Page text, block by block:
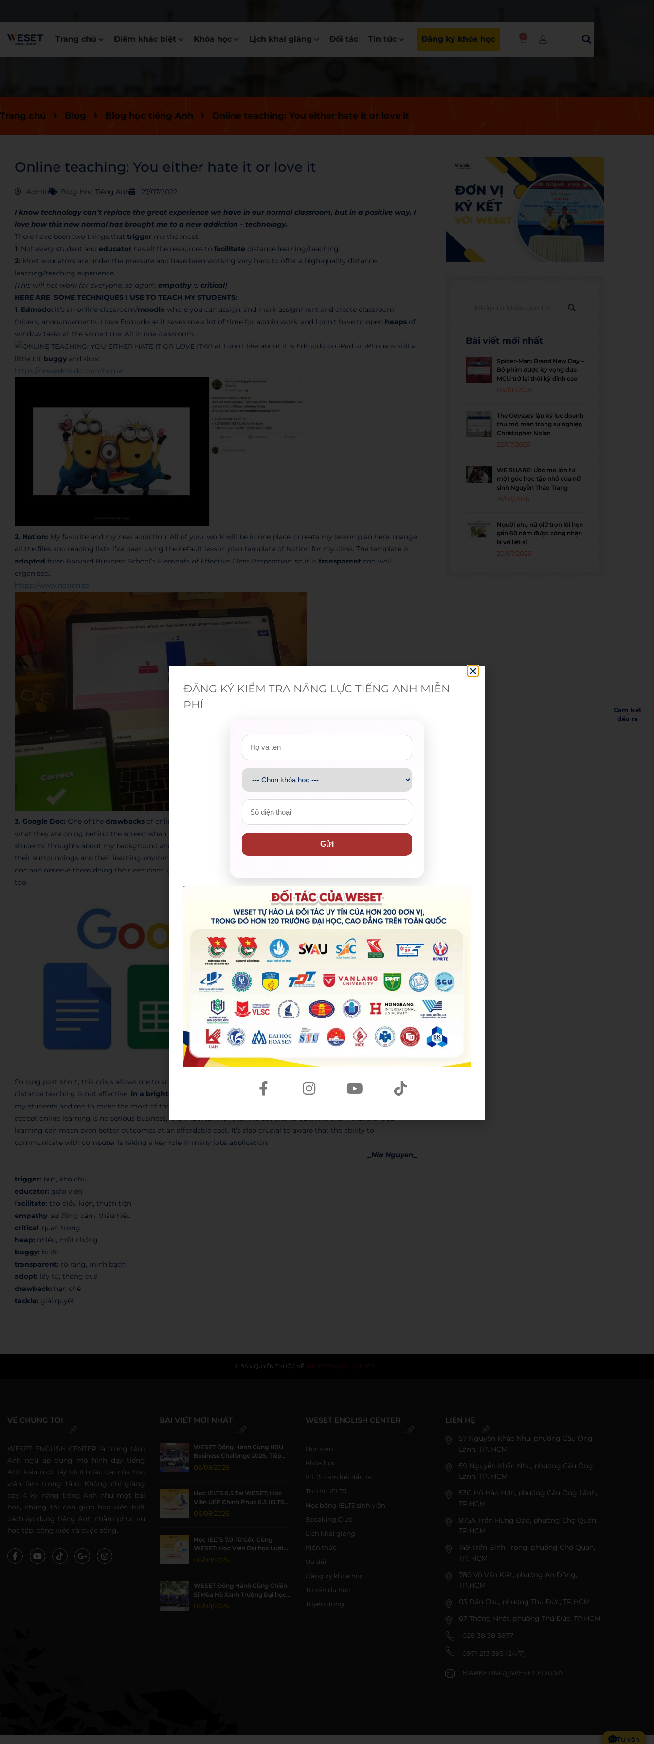
Trang chủ Điểm khác biệt Khóa học Lịch khai giảng Đối tác Tin tức Đăng ký khóa học 0
Trang chủ Blog Blog học tiếng Anh Online teaching: You either hate it or love it
Online teaching: You either hate it or love it
Admin Blog Học Tiếng Anh 27/07/2022
I know technology can’t replace the great experience we have in our normal classroom, but in a positive way, I
love how this new normal has brought me to a new addiction – technology.
There have been two things that trigger me the most:
1: Not every student and educator has all the resources to facilitate distance learning/teaching.
2: Most educators are under the pressure and have been working very hard to offer a high-quality distance
learning/teaching experience.
(This will not work for everyone, so again, empathyis critical)
HERE ARE SOME TECHNIQUES I USE TO TEACH MY STUDENTS:
1. Edmodo: it’s an online classroom/moodle where you can assign, and mark assignment and create classroom
folders, announcements. I love Edmodo as it saves me a lot of time for admin work, and I don’t have to open heaps of
window tasks at the same time. All in one classroom.
What I don’t like about it is Edmodo on iPad or iPhone is still a
little bit buggy and slow.
https://new.edmodo.com/home
2. Notion: My favorite and my new addiction. All of your work will be in one place. I create my lesson plan here, mange
all the files and reading lists. I’ve been using the default lesson plan template of Notion for my class. The template is
adopted from Harvard Business School’s Elements of Effective Class Preparation, so it is transparent and well-
organised.
https://www.notion.so
3. Google Doc: One of the drawbacks of online teaching is that monitoring students is limited. It’s hard to know
what they are doing behind the screen when the classroom no longer has four walls. As much as I worry about my
students’ thoughts about my background and my laptop screen, I respect the privacy my students want to have with
their surroundings and their learning environment.
this problem, I often invite my student to a google
doc and observe them doing their exercises. (Ask students to share their screen via zoom) is also another useful way
too.
So long post short, this crisis allows me to accept the fact that I only use10% of the internet. Instead of
accepting
distance teaching is not effective, in a brighter picture
, I see that technology is a transformational opportunity for
my students and me to make the most of their experience on the digital platform. And instead of letting my students
accept online learning is no serious business, it is important for them to see and to cultivate them that blended
learning can mean even better outcomes at an affordable cost. It’s also crucial to aware that the ability to
communicate with computer is taking a key role in many jobs application.
_Nia Nguyen_
trigger: bực, khó chịu
educator: giáo viên
facilitate: tạo điều kiện, thuận tiện
empathy: sự đồng cảm, thấu hiểu
critical: quan trọng
heap: nhiều, một chồng
buggy: bị lỗi
transparent: rõ ràng, minh bạch
adopt: lấy từ, thông qua
drawback: hạn chế
tackle: giải quyết
Bài viết mới nhất
Spider-Man: Brand New Day –
Bộ phim được kỳ vọng đưa
MCU trở lại thời kỳ đỉnh cao
04/08/2026
The Odyssey lập kỷ lục doanh
thu mở màn trong sự nghiệp
Christopher Nolan
22/07/2026
WE SHARE: Ước mơ lớn từ
một góc học tập nhỏ của nữ
sinh Nguyễn Thảo Trang
21/07/2026
Người phụ nữ giữ trọn lời hẹn
gần 60 năm được công nhận
là vợ liệt sĩ
20/07/2026
© BẢN QUYỀN THUỘC VỀ WESET ENGLISH CENTER
VỀ CHÚNG TÔI
WESET ENGLISH CENTER là trung tâm
Anh ngữ áp dụng mô hình dạy tiếng
Anh kiểu mới, lấy lợi ích lâu dài của học
viên làm trọng tâm: Không chỉ giảng
dạy 4 kỹ năng tiếng Anh như một bài
học, chúng tôi còn giúp học viên biết
cách áp dụng tiếng Anh nhằm phục vụ
học tập, công việc và cuộc sống.
BÀI VIẾT MỚI NHẤT
WESET Đồng Hành Cùng HSU
Business Challenge 2026, Tiếp
Sức Sinh Viên Khởi Nghiệp
06/08/2026
Học IELTS 6.5 Tại WESET: Học
Viên UEF Chinh Phục 6.5 IELTS
Nhờ Môi Trường Học Tập Chất
06/08/2026
Học IELTS 7.0 Từ Gốc Cùng
WESET: Học Viên Đại học Luật
TP.HCM Đạt 7.0 IELTS
06/08/2026
WESET Đồng Hành Cùng Chiến
Sĩ Mùa Hè Xanh Trường Đại học
Khoa học Tự nhiên, ĐHQG-HCM
06/08/2026
WESET ENGLISH CENTER
Học viên
Khóa học
IELTS cam kết đầu ra
Thi thử IELTS
Học bổng IELTS sinh viên
Speaking Club
Lịch khai giảng
Kiến thức
Ưu đãi
Đăng ký khóa học
Tư vấn du học
Tuyển dụng
LIÊN HỆ
57 Nguyễn Khắc Nhu, phường Cầu Ông
Lãnh, TP. HCM
59 Nguyễn Khắc Nhu, phường Cầu Ông
Lãnh, TP. HCM
53C Hồ Hảo Hớn, phường Cầu Ông Lãnh,
TP.HCM
875A Trần Hưng Đạo, phường Chợ Quán,
TP.HCM
149 Trần Bình Trọng, phường Chợ Quán,
TP. HCM
780 Võ Văn Kiệt, phường An Đông,
TP.HCM
03 Dân Chủ, phường Thủ Đức, TP.HCM
67 Thống Nhất, phường Thủ Đức, TP.HCM
028 38 38 3877
0971 213 395 (24/7)
MARKETING@WESET.EDU.VN
Tư vấn
Cam kết
đầu ra
ĐĂNG KÝ KIỂM TRA NĂNG LỰC TIẾNG ANH MIỄN
PHÍ
Gửi